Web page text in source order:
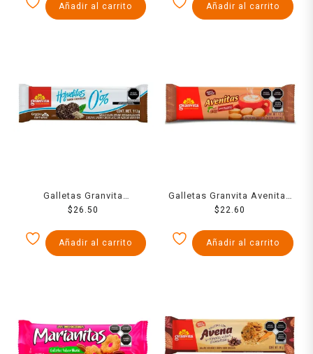
Añadir al carrito Añadir al carrito
Galletas Granvita
Hojuelitas de avena
chocolate 112 g
$ 26.50
Añadir al carrito
Galletas Granvita Avenitas
de avena integral sabor
$ 22.60
Añadir al carrito